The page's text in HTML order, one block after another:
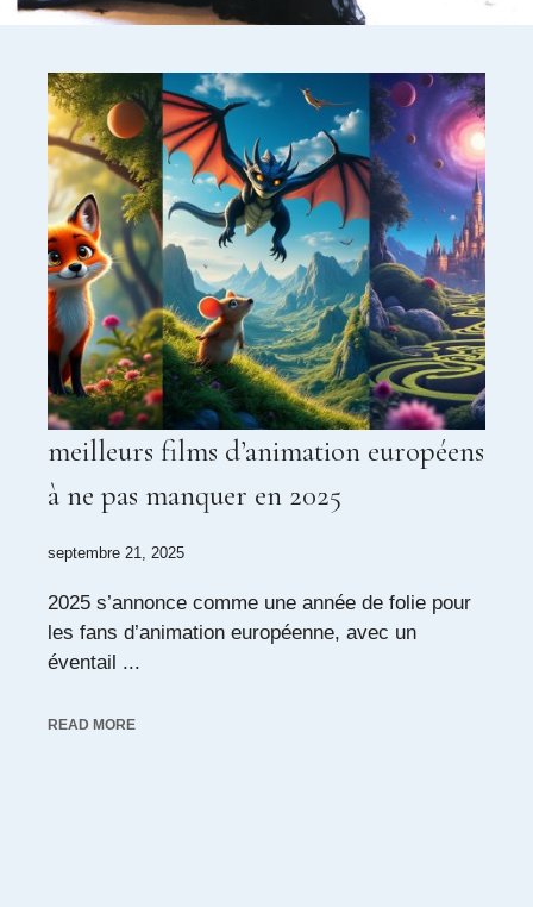
meilleurs films d’animation européens
à ne pas manquer en 2025
septembre 21, 2025
2025 s’annonce comme une année de folie pour
les fans d’animation européenne, avec un
éventail ...
READ MORE